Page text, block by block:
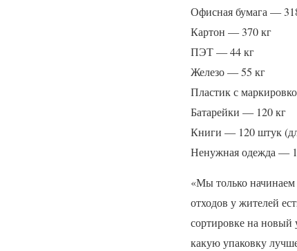
Офисная бумага —
Картон — 370 кг
ПЭТ— 44 кг
Железо — 55 кг
Пластик с
Батарейки — 120 кг
Книги — 120 штук
Ненужная одежда —
«Мы только начинаем
отходов у жителей
сортировке на
какую упаковку